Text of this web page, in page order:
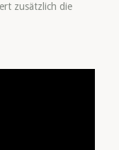
zusätzlich die